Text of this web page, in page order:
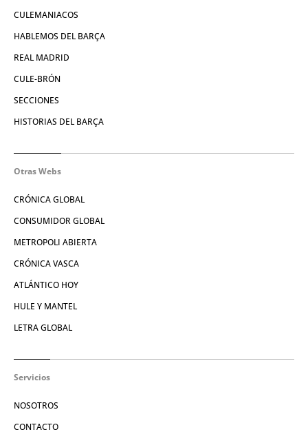
CULEMANIACOS
HABLEMOS DEL BARÇA
REAL MADRID
CULE-BRÓN
SECCIONES
HISTORIAS DEL BARÇA
Otras Webs
CRÓNICA GLOBAL
CONSUMIDOR GLOBAL
METROPOLI ABIERTA
CRÓNICA VASCA
ATLÁNTICO HOY
HULE Y MANTEL
LETRA GLOBAL
Servicios
NOSOTROS
CONTACTO